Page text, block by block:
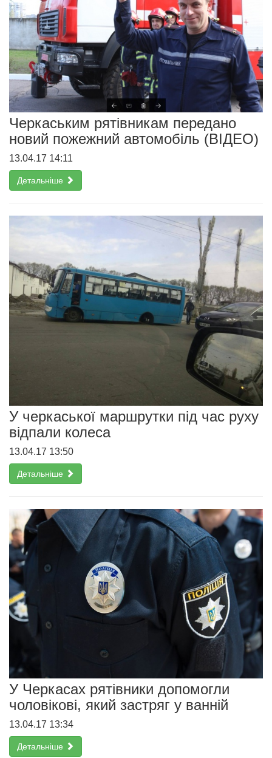
Черкаським рятівникам передано
новий пожежний автомобіль (ВІДЕО)
13.04.17 14:11
Детальніше
У черкаської маршрутки під час руху
відпали колеса
13.04.17 13:50
Детальніше
У Черкасах рятівники допомогли
чоловікові, який застряг у ванній
13.04.17 13:34
Детальніше